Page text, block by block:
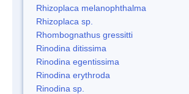
Rhizoplaca melanophthalma
Rhizoplaca sp.
Rhombognathus gressitti
Rinodina ditissima
Rinodina egentissima
Rinodina erythroda
Rinodina sp.